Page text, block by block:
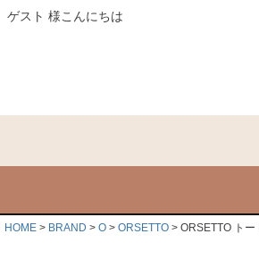
ゲスト 様こんにちは
HOME BRAND O ORSETTO ORSETTO ト